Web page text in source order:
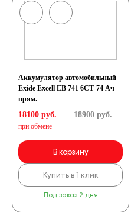
Аккумулятор автомобильный
Exide Excell EB 741 6СТ-74 Ач
прям.
18100 руб.
при обмене
18900руб.
В корзину
Купить в 1 клик
Под заказ 2 дня